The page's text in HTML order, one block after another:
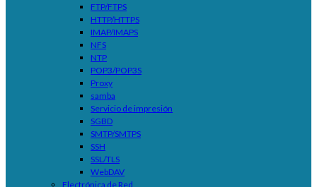
FTP/FTPS
HTTP/HTTPS
IMAP/IMAPS
NFS
NTP
POP3/POP3S
Proxy
samba
Servicio de impresión
SGBD
SMTP/SMTPS
SSH
SSL/TLS
WebDAV
Electrónica de Red